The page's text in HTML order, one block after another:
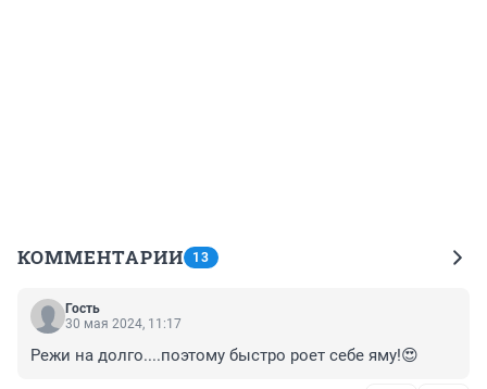
КОММЕНТАРИИ 13
Гость
30 мая 2024, 11:17
Режи на долго....поэтому быстро роет себе яму!😍